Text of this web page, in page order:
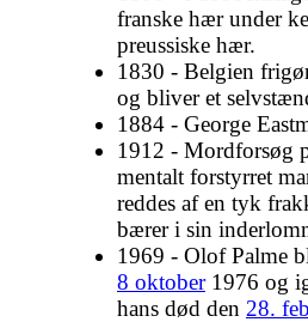
franske hær under
preussiske hær.
1830 - Belgien
og bliver et
1884 - George
1912 - Mordforsøg
mentalt forstyrret
reddes af en tyk
bærer i sin
1969 - Olof Palme
8 oktober1976 og
hans død den 28.